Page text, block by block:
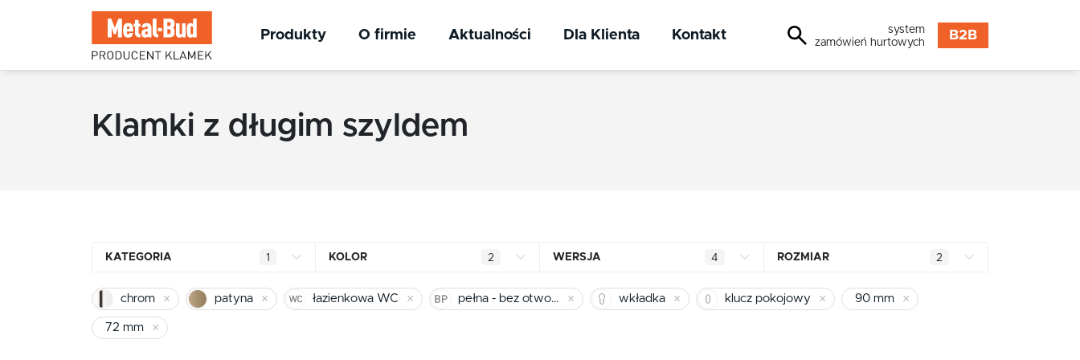
Produkty O firmie Aktualności Dla Klienta Kontakt
system
zamówień hurtowych
B2B
Klamki z długim szyldem
KATEGORIA 1
Klamki kwadratowe
Klamki okrągłe
KOLOR 2
nikiel szczotkowany
WERSJA 4
łazienkowa WC
ROZMIAR 2
90 mm
chrom patyna łazienkowa WC pełna - bez otworu wkładka klucz pokojowy 90 mm
72 mm